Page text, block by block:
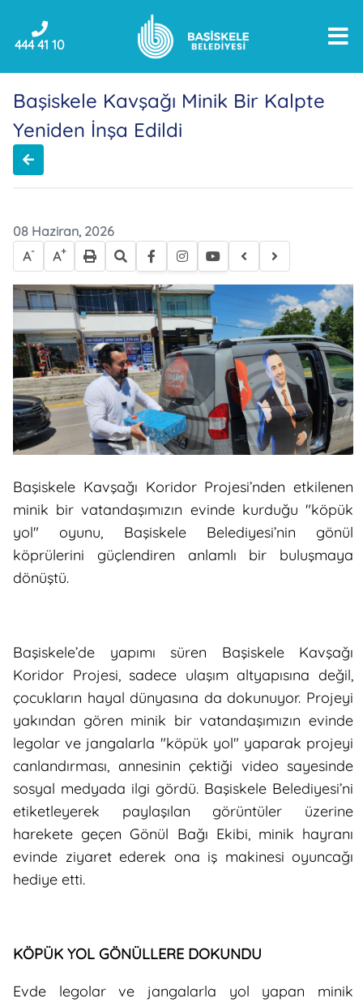
444 41 10
Başiskele Kavşağı Minik Bir Kalpte
Yeniden İnşa Edildi
08 Haziran, 2026
A- A+
Başiskele Kavşağı Koridor Projesi’nden etkilenen
minik bir vatandaşımızın evinde kurduğu "köpük
yol" oyunu, Başiskele Belediyesi’nin gönül
köprülerini güçlendiren anlamlı bir buluşmaya
dönüştü.
Başiskele’de yapımı süren Başiskele Kavşağı
Koridor Projesi, sadece ulaşım altyapısına değil,
çocukların hayal dünyasına da dokunuyor. Projeyi
yakından gören minik bir vatandaşımızın evinde
legolar ve jangalarla "köpük yol" yaparak projeyi
canlandırması, annesinin çektiği video sayesinde
sosyal medyada ilgi gördü. Başiskele Belediyesi’ni
etiketleyerek paylaşılan görüntüler üzerine
harekete geçen Gönül Bağı Ekibi, minik hayranı
evinde ziyaret ederek ona iş makinesi oyuncağı
hediye etti.
KÖPÜK YOL GÖNÜLLERE DOKUNDU
Evde legolar ve jangalarla yol yapan minik